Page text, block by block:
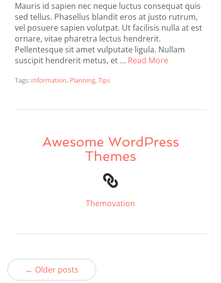
Mauris id sapien nec neque luctus consequat quis
sed tellus. Phasellus blandit eros at justo rutrum,
vel posuere sapien volutpat. Ut facilisis nulla at est
ornare, vitae pharetra lectus hendrerit.
Pellentesque sit amet vulputate ligula. Nullam
suscipit hendrerit metus, et … Read More
Tags: Information, Planning,Tips
Awesome WordPress
Themes
Themovation
← Older posts